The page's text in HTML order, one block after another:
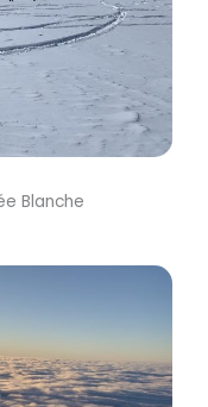
Blanche